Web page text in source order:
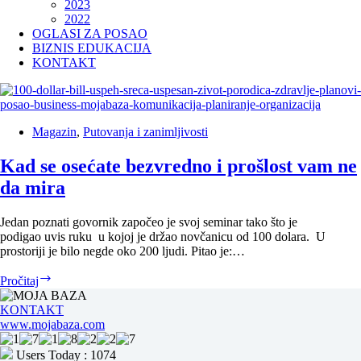
2023
2022
OGLASI ZA POSAO
BIZNIS EDUKACIJA
KONTAKT
Magazin, Putovanja i zanimljivosti
Kad se osećate bezvredno i prošlost vam ne
da mira
Jedan poznati govornik započeo je svoj seminar tako što je
podigao uvis ruku u kojoj je držao novčanicu od 100 dolara. U
prostoriji je bilo negde oko 200 ljudi. Pitao je:…
Pročitaj
se
osećate
bezvredno
i
prošlost
KONTAKT
www.mojabaza.com
Users Today : 1074